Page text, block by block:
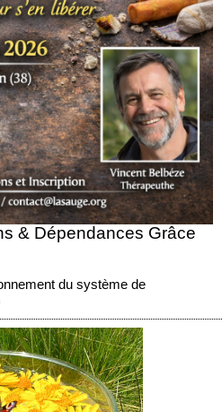
& Dépendances Grâce
du système de